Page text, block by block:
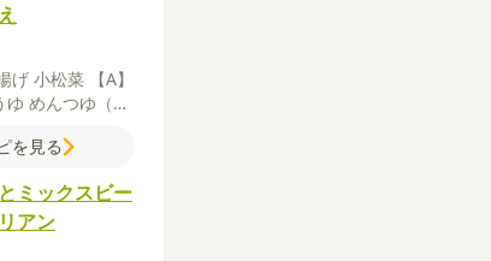
げ 小松菜
【A】
ゆ めんつゆ（3
場合）すり白ご
を見る
ミックスビー
アン